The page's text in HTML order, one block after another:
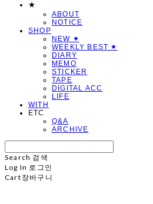
★
ABOUT
NOTICE
SHOP
NEW ✷
WEEKLY BEST ✷
DIARY
MEMO
STICKER
TAPE
DIGITAL ACC
LIFE
WITH
ETC
Q&A
ARCHIVE
Search 검색
Log In 로그인
Cart 장바구니